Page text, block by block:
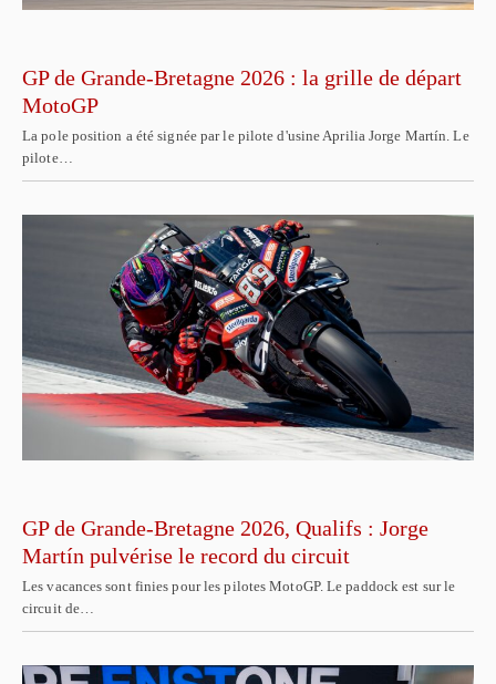
GP de Grande-Bretagne 2026 : la grille de départ
MotoGP
La pole position a été signée par le pilote d'usine Aprilia Jorge Martín. Le
pilote…
GP de Grande-Bretagne 2026, Qualifs : Jorge
Martín pulvérise le record du circuit
Les vacances sont finies pour les pilotes MotoGP. Le paddock est sur le
circuit de…